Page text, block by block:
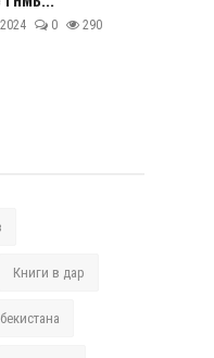
0 290
Книги в дар